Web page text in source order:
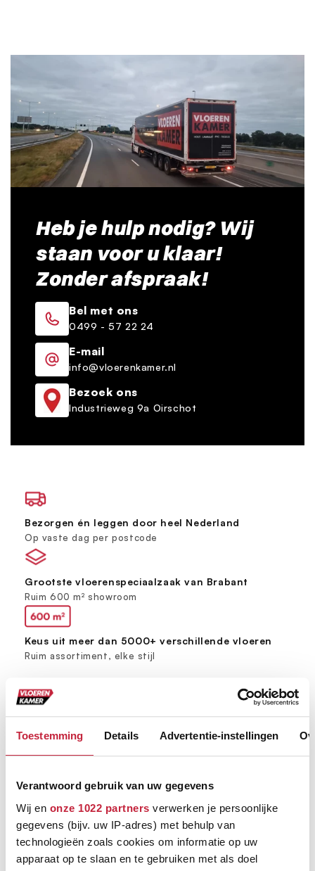
Toestemming Details Advertentie-instellingen
Verantwoord gebruik van uw gegevens
Wij en onze 1022 partners verwerken je persoonlijke
gegevens (bijv. uw IP-adres) met behulp van
technologieën zoals cookies om informatie op uw
apparaat op te slaan en te gebruiken met als doel
Heb je hulp nodig? Wij
staan voor u klaar!
Zonder afspraak!
Bel met ons
0499 - 57 22 24
E-mail
info@vloerenkamer.nl
Bezoek ons
Industrieweg 9a Oirschot
Bezorgen én leggen door heel Nederland
Op vaste dag per postcode
Grootste vloerenspeciaalzaak van Brabant
Ruim 600 m² showroom
Keus uit meer dan 5000+ verschillende vloeren
Ruim assortiment, elke stijl